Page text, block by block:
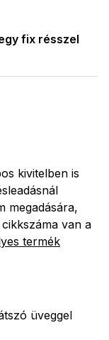
fix résszel
kivitelben is
megadására,
van a
termék
üveggel